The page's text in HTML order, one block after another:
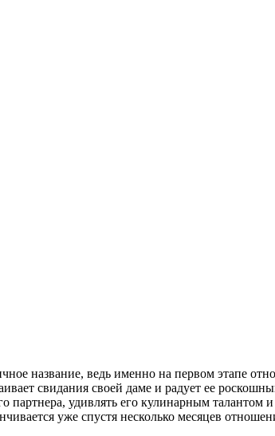
название, ведь именно на первом этапе
свидания своей даме и радует ее
партнера, удивлять его кулинарным
уже спустя несколько месяцев